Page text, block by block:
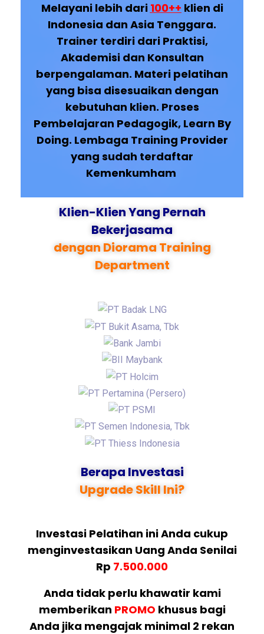
Melayani lebih dari 100++ klien di
Indonesia dan Asia Tenggara.
Trainer terdiri dari Praktisi,
Akademisi dan Konsultan
berpengalaman. Materi pelatihan
yang bisa disesuaikan dengan
kebutuhan klien. Proses
Pembelajaran Pedagogik, Learn By
Doing. Lembaga Training Provider
yang sudah terdaftar
Kemenkumham
Klien-Klien Yang Pernah
Bekerjasama
dengan Diorama Training
Department
Berapa Investasi
Upgrade Skill Ini?
Investasi Pelatihan ini Anda cukup
menginvestasikan Uang Anda Senilai
Rp 7.500.000
Anda tidak perlu khawatir kami
memberikan PROMO khusus bagi
Anda jika mengajak minimal 2 rekan